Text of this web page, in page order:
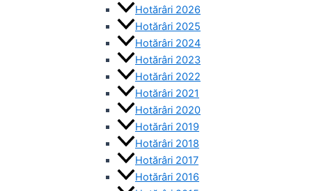
Hotărâri 2026
Hotărâri 2025
Hotărâri 2024
Hotărâri 2023
Hotărâri 2022
Hotărâri 2021
Hotărâri 2020
Hotărâri 2019
Hotărâri 2018
Hotărâri 2017
Hotărâri 2016